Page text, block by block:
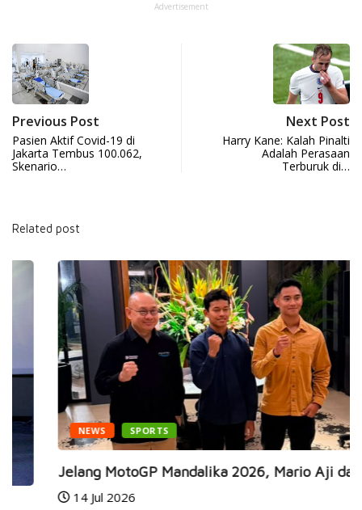
Advertisement
Previous Post
Pasien Aktif Covid-19 di
Jakarta Tembus 100.062,
Skenario…
Next Post
Harry Kane: Kalah Pinalti
Adalah Perasaan
Terburuk di…
Related post
NEWS SPORTS
Jelang MotoGP Mandalika 2026, Mario Aji dan...
14 Jul 2026